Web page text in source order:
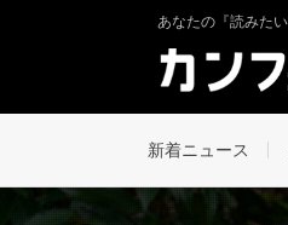
あなたの『読みた
新着ニュース